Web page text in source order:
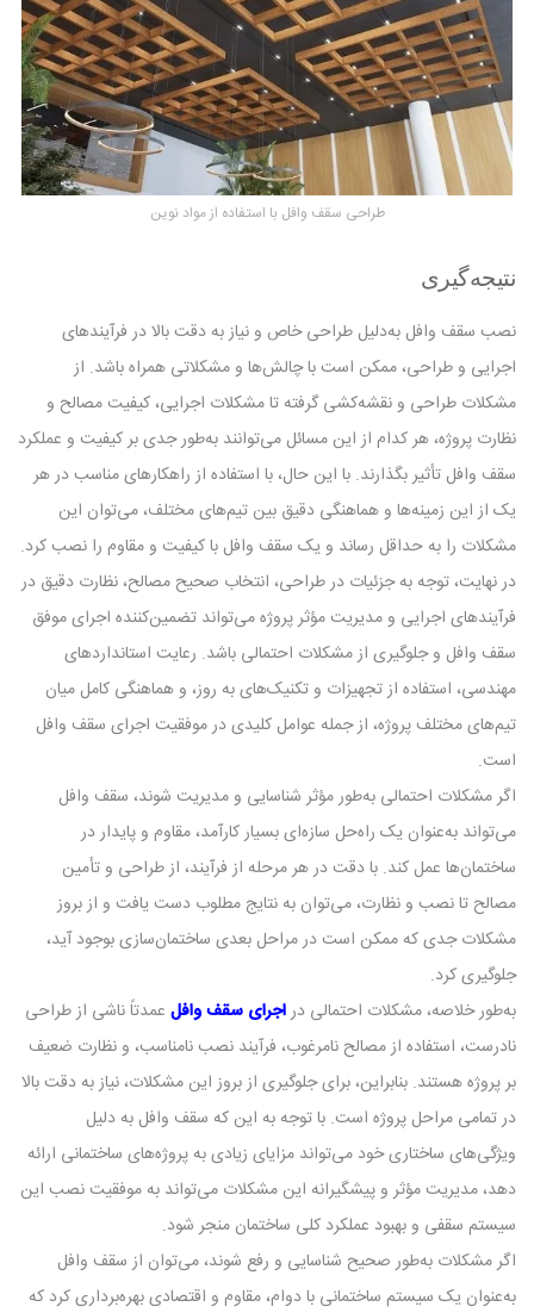
طراحی سقف وافل با استفاده از مواد نوین
نتیجه‌گیری
نصب سقف وافل به‌دلیل طراحی خاص و نیاز به دقت بالا در فرآیندهای
اجرایی و طراحی، ممکن است با چالش‌ها و مشکلاتی همراه باشد. از
مشکلات طراحی و نقشه‌کشی گرفته تا مشکلات اجرایی، کیفیت مصالح و
نظارت پروژه، هر کدام از این مسائل می‌توانند به‌طور جدی بر کیفیت و عملکرد
سقف وافل تأثیر بگذارند. با این حال، با استفاده از راهکارهای مناسب در هر
یک از این زمینه‌ها و هماهنگی دقیق بین تیم‌های مختلف، می‌توان این
مشکلات را به حداقل رساند و یک سقف وافل با کیفیت و مقاوم را نصب کرد.
در نهایت، توجه به جزئیات در طراحی، انتخاب صحیح مصالح، نظارت دقیق در
فرآیندهای اجرایی و مدیریت مؤثر پروژه می‌تواند تضمین‌کننده اجرای موفق
سقف وافل و جلوگیری از مشکلات احتمالی باشد. رعایت استانداردهای
مهندسی، استفاده از تجهیزات و تکنیک‌های به‌ روز، و هماهنگی کامل میان
تیم‌های مختلف پروژه، از جمله عوامل کلیدی در موفقیت اجرای سقف وافل
است.
اگر مشکلات احتمالی به‌طور مؤثر شناسایی و مدیریت شوند، سقف وافل
می‌تواند به‌عنوان یک راه‌حل سازه‌ای بسیار کارآمد، مقاوم و پایدار در
ساختمان‌ها عمل کند. با دقت در هر مرحله از فرآیند، از طراحی و تأمین
مصالح تا نصب و نظارت، می‌توان به نتایج مطلوب دست یافت و از بروز
مشکلات جدی که ممکن است در مراحل بعدی ساختمان‌سازی بوجود آید،
جلوگیری کرد.
به‌طور خلاصه، مشکلات احتمالی دراجرای سقف وافل عمدتاً ناشی از طراحی
نادرست، استفاده از مصالح نامرغوب، فرآیند نصب نامناسب، و نظارت ضعیف
بر پروژه هستند. بنابراین، برای جلوگیری از بروز این مشکلات، نیاز به دقت بالا
در تمامی مراحل پروژه است. با توجه به این که سقف وافل به دلیل
ویژگی‌های ساختاری خود می‌تواند مزایای زیادی به پروژه‌های ساختمانی ارائه
دهد، مدیریت مؤثر و پیشگیرانه این مشکلات می‌تواند به موفقیت نصب این
سیستم سقفی و بهبود عملکرد کلی ساختمان منجر شود.
اگر مشکلات به‌طور صحیح شناسایی و رفع شوند، می‌توان از سقف وافل
به‌عنوان یک سیستم ساختمانی با دوام، مقاوم و اقتصادی بهره‌برداری کرد که